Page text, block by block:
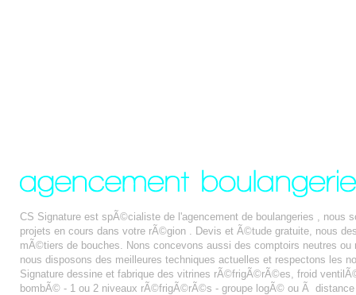
CS Signature est spÃ©cialiste de l'agencement de boulangeries ,
projets en cours dans votre rÃ©gion . Devis et Ã©tude gratuite, nous
mÃ©tiers de bouches. Nons concevons aussi des comptoirs neutres
nous disposons des meilleures techniques actuelles et respectons les
Signature dessine et fabrique des vitrines rÃ©frigÃ©rÃ©es, froid
bombÃ© - 1 ou 2 niveaux rÃ©frigÃ©rÃ©s - groupe logÃ© ou Ã